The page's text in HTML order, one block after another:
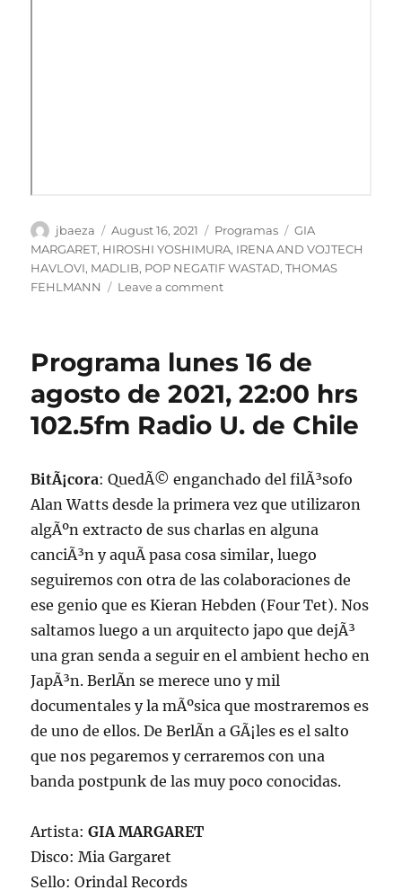
Author
jbaeza
Posted
on
August 16, 2021 Categories
Programas Tags
GIA
MARGARET, HIROSHI YOSHIMURA, IRENA AND VOJTECH
HAVLOVI, MADLIB, POP NEGATIF WASTAD,THOMAS
FEHLMANN
Leave a commenton
16
agosto
de
2021
Programa lunes 16 de
agosto de 2021, 22:00 hrs
102.5fm Radio U. de Chile
BitÃ¡cora: QuedÃ© enganchado del filÃ³sofo
Alan Watts desde la primera vez que utilizaron
algÃºn extracto de sus charlas en alguna
canciÃ³n y aquÃ­ pasa cosa similar, luego
seguiremos con otra de las colaboraciones de
ese genio que es Kieran Hebden (Four Tet). Nos
saltamos luego a un arquitecto japo que dejÃ³
una gran senda a seguir en el ambient hecho en
JapÃ³n. BerlÃ­n se merece uno y mil
documentales y la mÃºsica que mostraremos es
de uno de ellos. De BerlÃ­n a GÃ¡les es el salto
que nos pegaremos y cerraremos con una
banda postpunk de las muy poco conocidas.
Artista:GIA MARGARET
Disco: Mia Gargaret
Sello: Orindal Records